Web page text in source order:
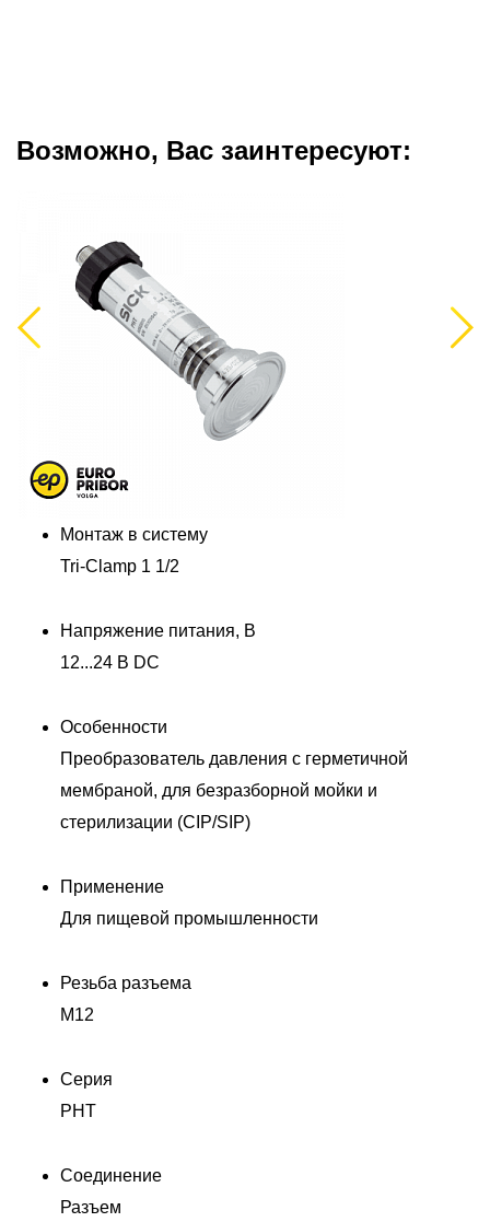
Возможно, Вас заинтересуют:
Previous
Монтаж в систему
Tri-Clamp 1 1/2
Напряжение питания, В
12...24 В DC
Особенности
Преобразователь давления с герметичной
мембраной, для безразборной мойки и
стерилизации (CIP/SIP)
Применение
Для пищевой промышленности
Резьба разъема
M12
Серия
PHT
Соединение
Разъем
Next